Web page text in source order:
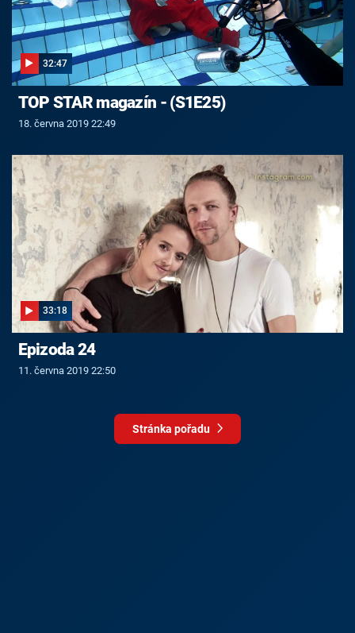
32:47
TOP STAR magazín - (S1E25)
18. června 2019 22:49
33:18
Epizoda 24
11. června 2019 22:50
Stránka pořadu